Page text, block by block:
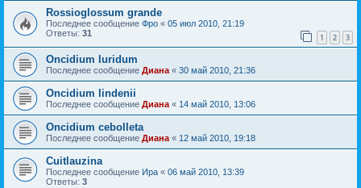
Rossioglossum grande
Последнее сообщение Фро « 05 июл 2010, 21:19
Ответы: 31 1 2 3
Oncidium luridum
Последнее сообщение Диана « 30 май 2010, 21:36
Oncidium lindenii
Последнее сообщение Диана « 14 май 2010, 13:06
Oncidium cebolleta
Последнее сообщение Диана « 12 май 2010, 19:18
Cuitlauzina
Последнее сообщение Ира « 06 май 2010, 13:39
Ответы: 3